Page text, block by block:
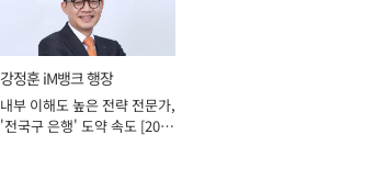
강정훈 iM뱅크 행장
내부 이해도 높은 전략 전문가,
'전국구 은행' 도약 속도 [2026